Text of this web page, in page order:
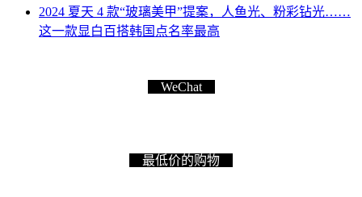
2024 夏天 4 款“玻璃美甲”提案，人鱼光、粉彩钻光……
这一款显白百搭韩国点名率最高
WeChat
最低价的购物